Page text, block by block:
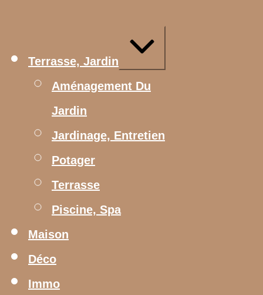
Terrasse, Jardin
Aménagement Du
Jardin
Jardinage, Entretien
Potager
Terrasse
Piscine, Spa
Maison
Déco
Immo